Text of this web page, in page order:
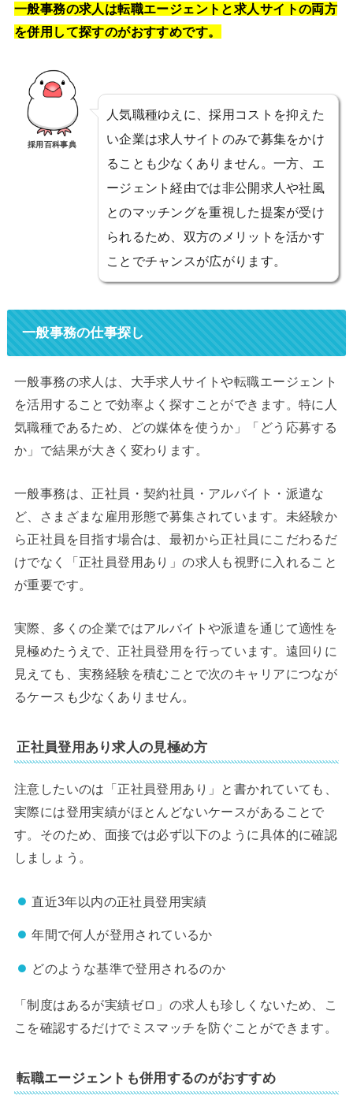
一般事務の求人は転職エージェントと求人サイトの両方
を併用して探すのがおすすめです。
採用百科事典
人気職種ゆえに、採用コストを抑えた
い企業は求人サイトのみで募集をかけ
ることも少なくありません。一方、エ
ージェント経由では非公開求人や社風
とのマッチングを重視した提案が受け
られるため、双方のメリットを活かす
ことでチャンスが広がります。
一般事務の仕事探し
一般事務の求人は、大手求人サイトや転職エージェント
を活用することで効率よく探すことができます。特に人
気職種であるため、どの媒体を使うか」「どう応募する
か」で結果が大きく変わります。
一般事務は、正社員・契約社員・アルバイト・派遣な
ど、さまざまな雇用形態で募集されています。未経験か
ら正社員を目指す場合は、最初から正社員にこだわるだ
けでなく「正社員登用あり」の求人も視野に入れること
が重要です。
実際、多くの企業ではアルバイトや派遣を通じて適性を
見極めたうえで、正社員登用を行っています。遠回りに
見えても、実務経験を積むことで次のキャリアにつなが
るケースも少なくありません。
正社員登用あり求人の見極め方
注意したいのは「正社員登用あり」と書かれていても、
実際には登用実績がほとんどないケースがあることで
す。そのため、面接では必ず以下のように具体的に確認
しましょう。
直近3年以内の正社員登用実績
年間で何人が登用されているか
どのような基準で登用されるのか
「制度はあるが実績ゼロ」の求人も珍しくないため、こ
こを確認するだけでミスマッチを防ぐことができます。
転職エージェントも併用するのがおすすめ